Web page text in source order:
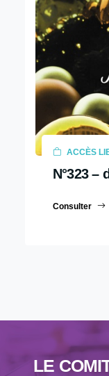
ACCÈS
N°323 –
Consulter
LE